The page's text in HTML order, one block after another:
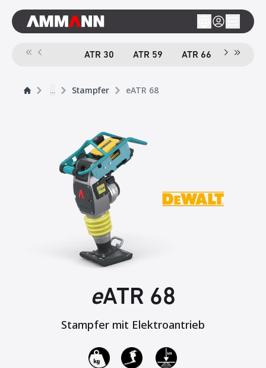
ATR 30 ATR 59 ATR 66 eATR 68
... Stampfer eATR 68
eATR 68
Stampfer mit Elektroantrieb